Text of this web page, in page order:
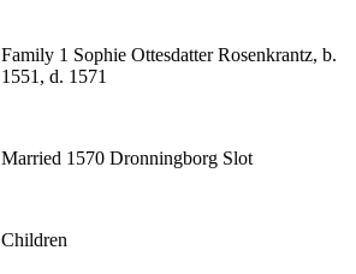
Family 1 Sophie Ottesdatter Rosenkrantz, b.
1551, d. 1571
Married 1570 Dronningborg Slot
Children